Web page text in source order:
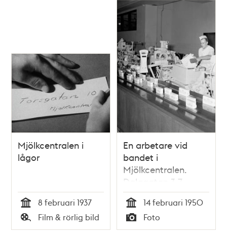
Mjölkcentralen i
lågor
Tid
8 februari 1937
Typ
Film & rörlig bild
En arbetare vid
bandet i
Mjölkcentralen.
Dalagatan 3-7,
Torsgatan 14-20
Tid
14 februari 1950
Typ
Foto